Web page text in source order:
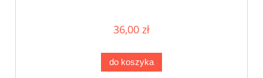
36,00 zł
do koszyka